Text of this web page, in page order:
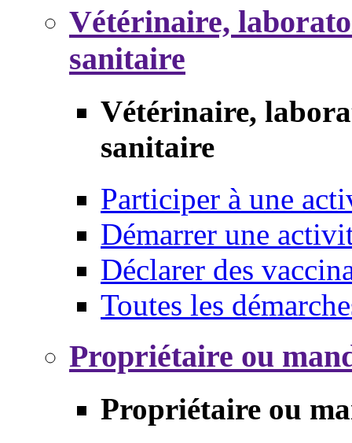
Vétérinaire,
sanitaire
Vétérinaire,
sanitaire
Participer à une
Démarrer une
Déclarer des
Toutes les
Propriétaire ou
Propriétaire ou